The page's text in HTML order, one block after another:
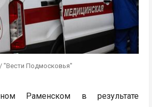
"Вести Подмосковья"
Раменском в результате